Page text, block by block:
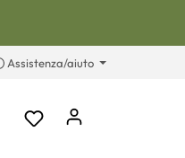
Assistenza/aiuto